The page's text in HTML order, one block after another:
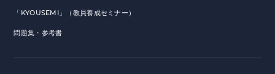
「KYOUSEMI」（教員養成セミナー）
問題集・参考書